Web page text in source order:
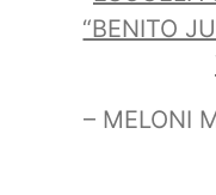
“BENITO
– MELONI